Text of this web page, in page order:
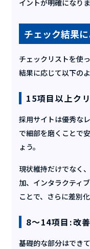
イントが明確になりま
チェック結果
チェックリストを使
結果に応じて以下の
15項目以上ク
採用サイトは優秀な
で細部を磨くことで
ょう。
現状維持だけでなく
加、インタラクティ
ことで、さらに差別
8〜14項目:改
基礎的な部分はでき